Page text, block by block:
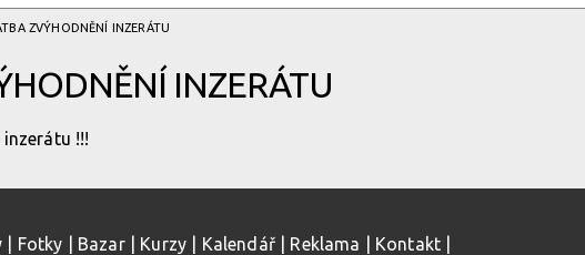
ZVÝHODNĚNÍ­ INZERÁTU
INZERÁTU
!!!
Fotky Bazar| Kurzy Kalendář| Reklama Kontakt